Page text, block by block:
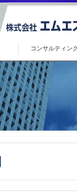
コンサルティン